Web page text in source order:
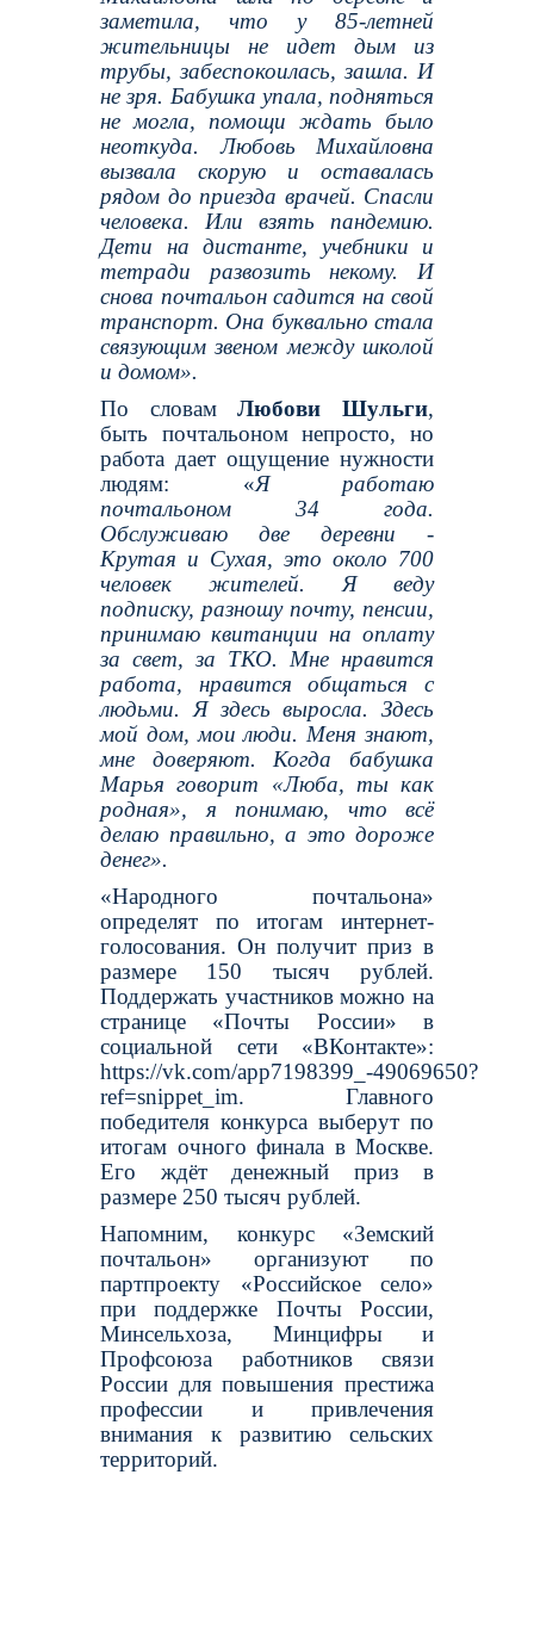
заметила, что у 85-летней
жительницы не идет дым из
трубы, забеспокоилась, зашла. И
не зря. Бабушка упала, подняться
не могла, помощи ждать было
неоткуда. Любовь Михайловна
вызвала скорую и оставалась
рядом до приезда врачей. Спасли
человека. Или взять пандемию.
Дети на дистанте, учебники и
тетради развозить некому. И
снова почтальон садится на свой
транспорт. Она буквально стала
связующим звеном между школой
и домом».
По словамЛюбови Шульги,
быть почтальоном непросто, но
работа дает ощущение нужности
людям: «Я работаю
почтальоном 34 года.
Обслуживаю две деревни -
Крутая и Сухая, это около 700
человек жителей. Я веду
подписку, разношу почту, пенсии,
принимаю квитанции на оплату
за свет, за ТКО. Мне нравится
работа, нравится общаться с
людьми. Я здесь выросла. Здесь
мой дом, мои люди. Меня знают,
мне доверяют. Когда бабушка
Марья говорит «Люба, ты как
родная», я понимаю, что всё
делаю правильно, а это дороже
денег».
«Народного почтальона»
определят по итогам интернет-
голосования. Он получит приз в
размере 150 тысяч рублей.
Поддержать участников можно на
странице «Почты России» в
социальной сети «ВКонтакте»:
https://vk.com/app7198399_-49069650?
ref=snippet_im. Главного
победителя конкурса выберут по
итогам очного финала в Москве.
Его ждёт денежный приз в
размере 250 тысяч рублей.
Напомним, конкурс «Земский
почтальон» организуют по
партпроекту «Российское село»
при поддержке Почты России,
Минсельхоза, Минцифры и
Профсоюза работников связи
России для повышения престижа
профессии и привлечения
внимания к развитию сельских
территорий.